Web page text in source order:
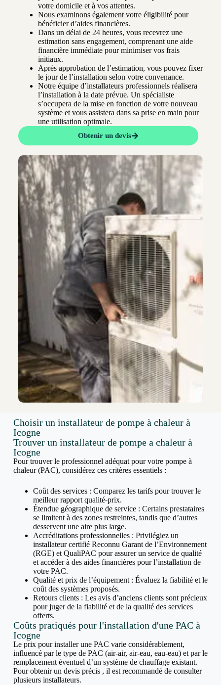
votre domicile et à vos attentes.
Nous examinons également votre éligibilité pour
bénéficier d’aides financières.
Dans un délai de 24 heures, vous recevrez une
estimation sans engagement, comprenant une aide
financière immédiate pour minimiser vos frais
initiaux.
Après approbation de l’estimation, vous pouvez fixer
le jour de l’installation selon votre convenance.
Notre équipe d’installateurs professionnels réalisera
l’installation à la date prévue. Un spécialiste
s’occupera de la mise en fonction de votre nouveau
système et vous assistera dans sa prise en main pour
une utilisation optimale.
Obtenir un devis
Choisir un installateur de pompe à chaleur à
Icogne
Trouver un installateur de pompe a chaleur à
Icogne
Pour trouver le professionnel adéquat pour votre pompe à
chaleur (PAC), considérez ces critères essentiels :
Coût des services : Comparez les tarifs pour trouver le
meilleur rapport qualité-prix.
Étendue géographique de service : Certains prestataires
se limitent à des zones restreintes, tandis que d’autres
desservent une aire plus large.
Accréditations professionnelles : Privilégiez un
installateur certifié Reconnu Garant de l’Environnement
(RGE) et QualiPAC pour assurer un service de qualité
et accéder à des aides financières pour l’installation de
votre PAC.
Qualité et prix de l’équipement : Évaluez la fiabilité et le
coût des systèmes proposés.
Retours clients : Les avis d’anciens clients sont précieux
pour juger de la fiabilité et de la qualité des services
offerts.
Coûts pratiqués pour l'installation d'une PAC à
Icogne
Le prix pour installer une PAC varie considérablement,
influencé par le type de PAC (air-air, air-eau, eau-eau) et par le
remplacement éventuel d’un système de chauffage existant.
Pour obtenir un devis précis , il est recommandé de consulter
plusieurs installateurs.